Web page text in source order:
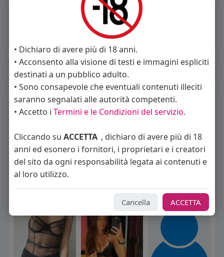
Album
Seguiti(106)
Alex / Sara Rimin Angelica Cattaneo Himeros
• Dichiaro di avere più di 18 anni.
• Acconsento alla visione di testi e immagini espliciti
destinati a un pubblico adulto.
• Sono consapevole che eventuali contenuti illeciti
saranno segnalati alle autorità competenti.
• Accetto i Termini e le Condizioni del servizio.
Cliccando su ACCETTA , dichiaro di avere più di 18
anni ed esonero i fornitori, i proprietari e i creatori
del sito da ogni responsabilità legata ai contenuti e
al loro utilizzo.
Cancella ACCETTA